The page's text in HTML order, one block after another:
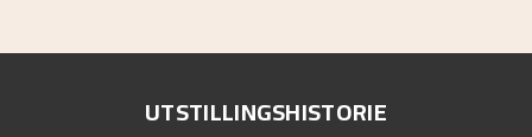
UTSTILLINGSHISTORIE